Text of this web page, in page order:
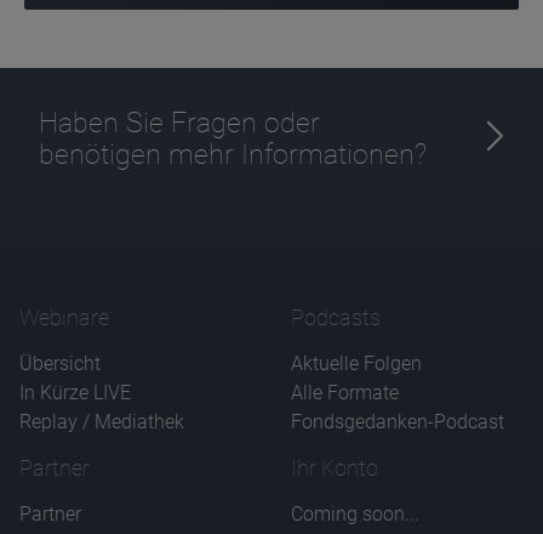
Haben Sie Fragen oder
benötigen mehr Informationen?
Webinare
Übersicht
In Kürze LIVE
Replay / Mediathek
Podcasts
Aktuelle Folgen
Alle Formate
Fondsgedanken-Podcast
Partner
Partner
Ihr Konto
Coming soon...